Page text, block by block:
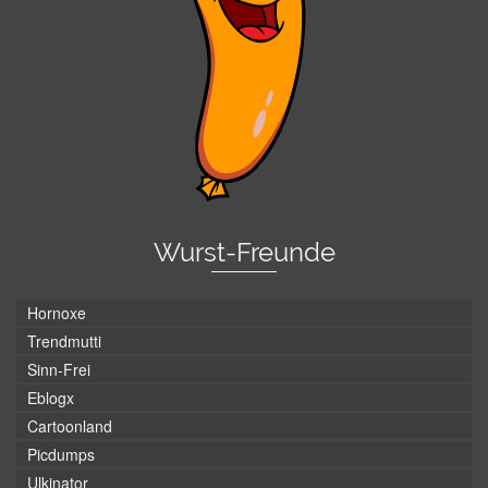
Wurst-Freunde
Hornoxe
Trendmutti
Sinn-Frei
Eblogx
Cartoonland
Picdumps
Ulkinator